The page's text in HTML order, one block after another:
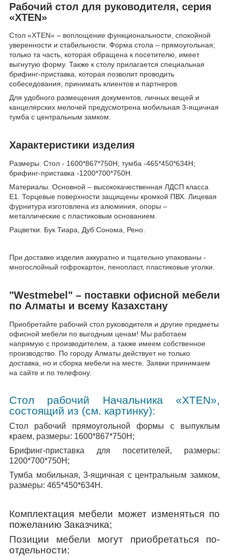
Рабочий стол для руководителя, серия
«XTEN»
Стол «XTEN» – воплощение функциональности, спокойной
уверенности и стабильности. Форма стола – прямоугольная;
только та часть, которая обращена к посетителю, имеет
выгнутую форму. Также к столу прилагается специальная
брифинг-приставка, которая позволит проводить
собеседования, принимать клиентов и партнеров.
Для удобного размещения документов, личных вещей и
канцелярских мелочей предусмотрена мобильная 3-ящичная
тумба с центральным замком.
Характеристики изделия
Размеры. Стол - 1600*867*750Н; тумба -465*450*634Н;
брифинг-приставка -1200*700*750Н.
Материалы. Основной – высококачественная ЛДСП класса
Е1. Торцевые поверхности защищены кромкой ПВХ. Лицевая
фурнитура изготовлена из алюминия, опоры –
металлические с пластиковым основанием.
Рацветки. Бук Тиара, Дуб Сонома, Рено.
При доставке изделия аккуратно и тщательно упакованы -
многослойный гофрокартон, пенопласт, пластиковые уголки.
"Westmebel" – поставки офисной мебели
по Алматы и всему Казахстану
Приобретайте рабочий стол руководителя и другие предметы
офисной мебели по выгодным ценам! Мы работаем
напрямую с производителем, а также имеем собственное
производство. По городу Алматы действует не только
доставка, но и сборка мебели на месте. Заявки принимаем
на сайте и по телефону.
Стол рабочий Начальника «XTEN»,
состоящий из (см. картинку):
Стол рабочий прямоугольной формы с выпуклым
краем, размеры: 1600*867*750Н;
Брифинг-приставка для посетителей, размеры:
1200*700*750Н;
Тумба мобильная, 3-ящичная с центральным замком,
размеры: 465*450*634Н.
Комплектация мебели может изменяться по
пожеланию Заказчика;
Позиции мебели могут приобретаться по-
отдельности;